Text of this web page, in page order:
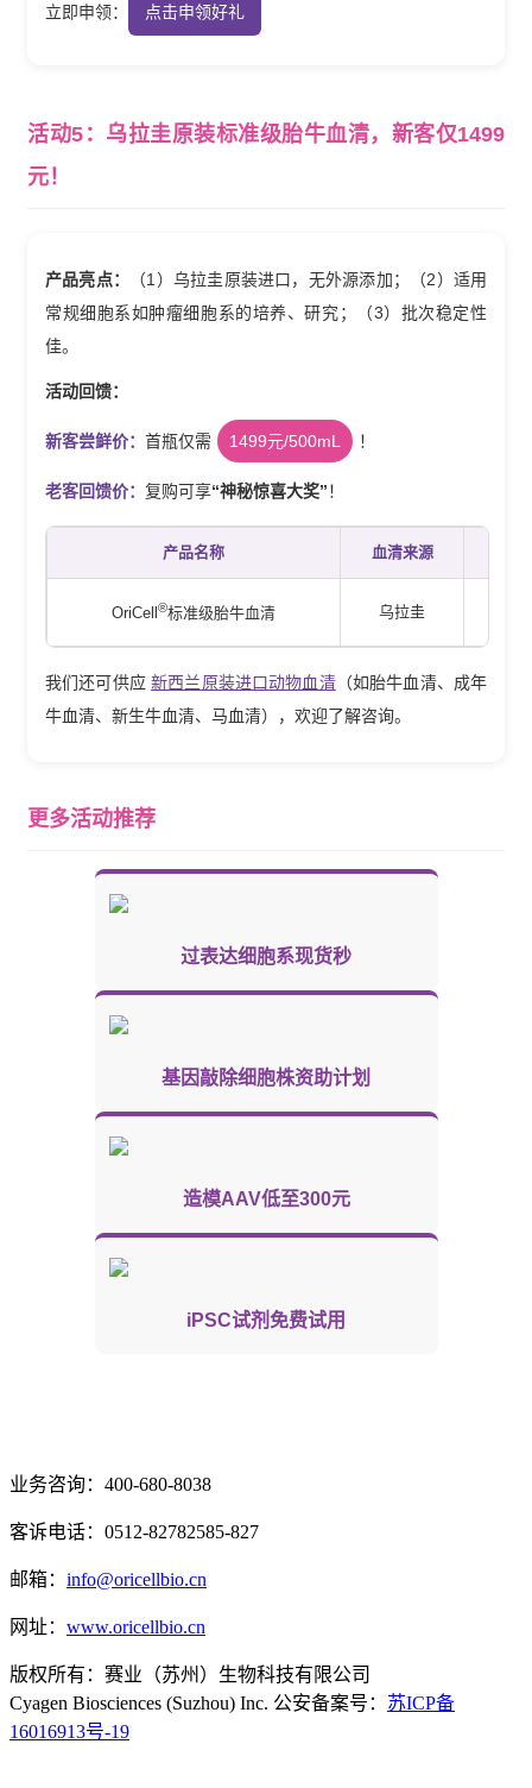
立即申领： 点击申领好礼
活动5：乌拉圭原装标准级胎牛血清，新客仅1499
元！
产品亮点：
（1）乌拉圭原装进口，无外源添加；（2）适用
常规细胞系如肿瘤细胞系的培养、研究；（3）批次稳定性
佳。
活动回馈：
新客尝鲜价： 首瓶仅需 1499元/500mL ！
老客回馈价： 复购可享“神秘惊喜大奖”！
产品名称 血清来源
OriCell ®标准级胎牛血清 乌拉圭
我们还可供应新西兰原装进口动物血清（如胎牛血清、成年
牛血清、新生牛血清、马血清），欢迎了解咨询。
更多活动推荐
过表达细胞系现货秒
基因敲除细胞株资助计划
造模AAV低至300元
iPSC试剂免费试用
业务咨询：400-680-8038
客诉电话：0512-82782585-827
邮箱： info@oricellbio.cn
网址： www.oricellbio.cn
版权所有：赛业（苏州）生物科技有限公司
Cyagen Biosciences (Suzhou) Inc. 公安备案号： 苏ICP备
16016913号-19